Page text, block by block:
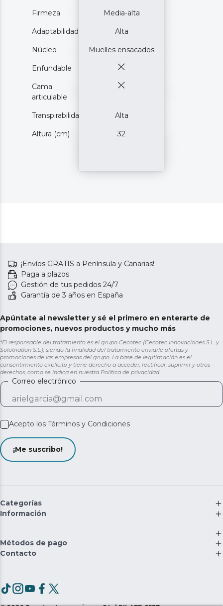
Firmeza Media-alta
Adaptabilidad Alta
Núcleo Muelles ensacados
Enfundable
Cama
articulable
Transpirabilidad Alta
Altura (cm) 32
¡Envíos GRATIS a Península y Canarias!
Paga a plazos
Gestión de tus pedidos 24/7
Garantía de 3 años en España
Apúntate al newsletter y sé el primero en enterarte de
promociones, nuevos productos y mucho más
*El responsable del tratamiento es el grupo Cecotec (Cecotec Innovaciones S.L. y
Solotriatlon S.L.), siendo la finalidad del tratamiento enviarle ofertas y
promociones de las empresas del grupo. La base de legitimación es el
consentimiento explícito y tiene derecho a acceder, rectificar, suprimir y otros
derechos, como se indica en nuestra Política de privacidad
Correo electrónico
Acepto los Términos y Condiciones
¡Me suscribo!
Categorías
Información
Métodos de pago
Contacto